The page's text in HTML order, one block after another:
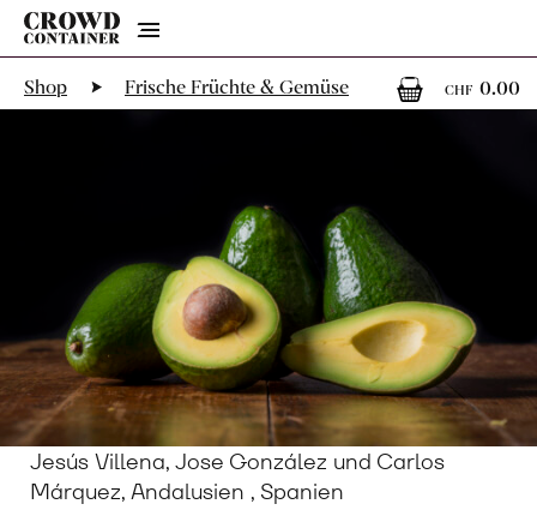
Menu
Shop Frische Früchte & Gemüse
CHF 0.00
Jesús Villena, Jose González und Carlos
Márquez, Andalusien , Spanien